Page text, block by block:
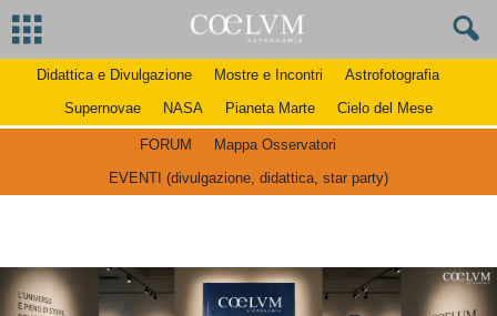
Didattica e Divulgazione Mostre e Incontri
Astrofotografia
Supernovae
NASA Pianeta Marte Cielo del Mese
FORUM
Mappa Osservatori
EVENTI (divulgazione, didattica, star party)